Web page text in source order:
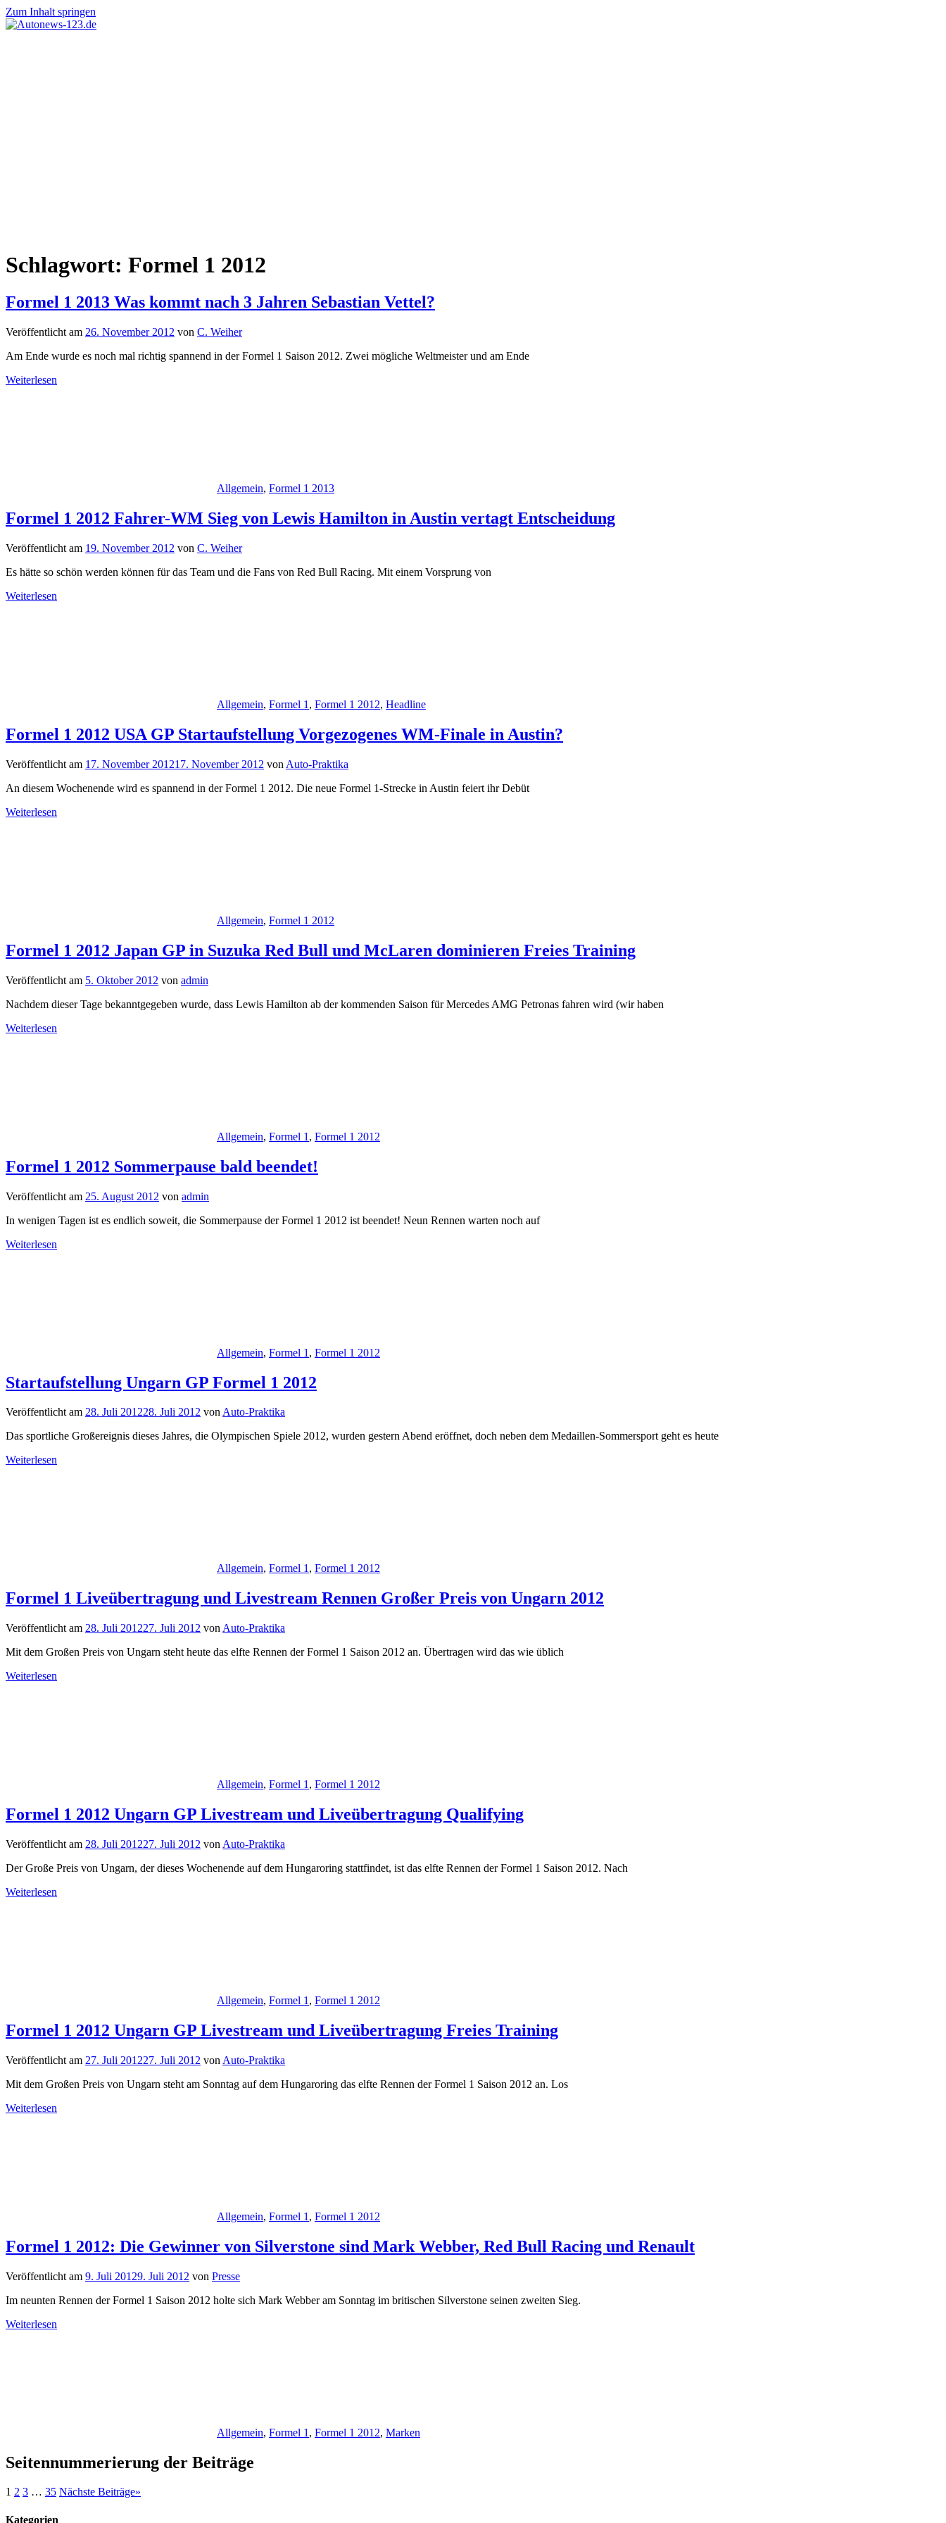
Zum Inhalt springen
Schlagwort: Formel 1 2012
Formel 1 2013 Was kommt nach 3 Jahren Sebastian Vettel?
Veröffentlicht am 26. November 2012 von C. Weiher
Am Ende wurde es noch mal richtig spannend in der Formel 1 Saison 2012. Zwei mögliche Weltmeister und am Ende
Weiterlesen
Allgemein, Formel 1 2013
Formel 1 2012 Fahrer-WM Sieg von Lewis Hamilton in Austin vertagt Entscheidung
Veröffentlicht am 19. November 2012 von C. Weiher
Es hätte so schön werden können für das Team und die Fans von Red Bull Racing. Mit einem Vorsprung von
Weiterlesen
Allgemein, Formel 1 , Formel 1 2012, Headline
Formel 1 2012 USA GP Startaufstellung Vorgezogenes WM-Finale in Austin?
Veröffentlicht am 17. November 201217. November 2012 von Auto-Praktika
An diesem Wochenende wird es spannend in der Formel 1 2012. Die neue Formel 1-Strecke in Austin feiert ihr Debüt
Weiterlesen
Allgemein, Formel 1 2012
Formel 1 2012 Japan GP in Suzuka Red Bull und McLaren dominieren Freies Training
Veröffentlicht am 5. Oktober 2012 von admin
Nachdem dieser Tage bekanntgegeben wurde, dass Lewis Hamilton ab der kommenden Saison für Mercedes AMG Petronas fahren wird (wir haben
Weiterlesen
Allgemein, Formel 1 , Formel 1 2012
Formel 1 2012 Sommerpause bald beendet!
Veröffentlicht am 25. August 2012 von admin
In wenigen Tagen ist es endlich soweit, die Sommerpause der Formel 1 2012 ist beendet! Neun Rennen warten noch auf
Weiterlesen
Allgemein, Formel 1 , Formel 1 2012
Startaufstellung Ungarn GP Formel 1 2012
Veröffentlicht am 28. Juli 201228. Juli 2012 vonAuto-Praktika
Das sportliche Großereignis dieses Jahres, die Olympischen Spiele 2012, wurden gestern Abend eröffnet, doch neben dem Medaillen-Sommersport geht es heute
Weiterlesen
Allgemein, Formel 1, Formel 1 2012
Formel 1 Liveübertragung und Livestream Rennen Großer Preis von Ungarn 2012
Veröffentlicht am 28. Juli 201227. Juli 2012 von Auto-Praktika
Mit dem Großen Preis von Ungarn steht heute das elfte Rennen der Formel 1 Saison 2012 an. Übertragen wird das wie üblich
Weiterlesen
Allgemein, Formel 1 , Formel 1 2012
Formel 1 2012 Ungarn GP Livestream und Liveübertragung Qualifying
Veröffentlicht am 28. Juli 201227. Juli 2012 von Auto-Praktika
Der Große Preis von Ungarn, der dieses Wochenende auf dem Hungaroring stattfindet, ist das elfte Rennen der Formel 1 Saison 2012. Nach
Weiterlesen
Allgemein, Formel 1 , Formel 1 2012
Formel 1 2012 Ungarn GP Livestream und Liveübertragung Freies Training
Veröffentlicht am 27. Juli 201227. Juli 2012 von Auto-Praktika
Mit dem Großen Preis von Ungarn steht am Sonntag auf dem Hungaroring das elfte Rennen der Formel 1 Saison 2012 an. Los
Weiterlesen
Allgemein, Formel 1 , Formel 1 2012
Formel 1 2012: Die Gewinner von Silverstone sind Mark Webber, Red Bull Racing und Renault
Veröffentlicht am 9. Juli 20129. Juli 2012 von Presse
Im neunten Rennen der Formel 1 Saison 2012 holte sich Mark Webber am Sonntag im britischen Silverstone seinen zweiten Sieg.
Weiterlesen
Allgemein, Formel 1 , Formel 1 2012, Marken
Seitennummerierung der Beiträge
1 2 3 … 35 Nächste Beiträge»
Kategorien